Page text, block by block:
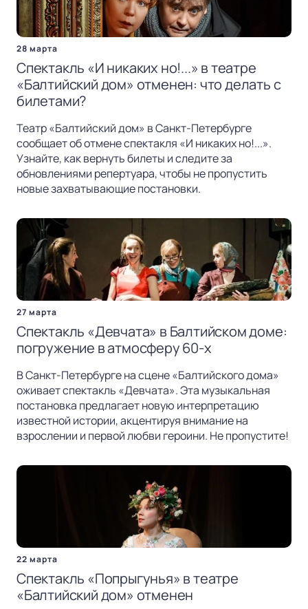
28 марта
Спектакль «И никаких но!...» в театре
«Балтийский дом» отменен: что делать с
билетами?
Театр «Балтийский дом» в Санкт-Петербурге
сообщает об отмене спектакля «И никаких но!...».
Узнайте, как вернуть билеты и следите за
обновлениями репертуара, чтобы не пропустить
новые захватывающие постановки.
27 марта
Спектакль «Девчата» в Балтийском доме:
погружение в атмосферу 60-х
В Санкт-Петербурге на сцене «Балтийского дома»
оживает спектакль «Девчата». Эта музыкальная
постановка предлагает новую интерпретацию
известной истории, акцентируя внимание на
взрослении и первой любви героини. Не пропустите!
22 марта
Спектакль «Попрыгунья» в театре
«Балтийский дом» отменен